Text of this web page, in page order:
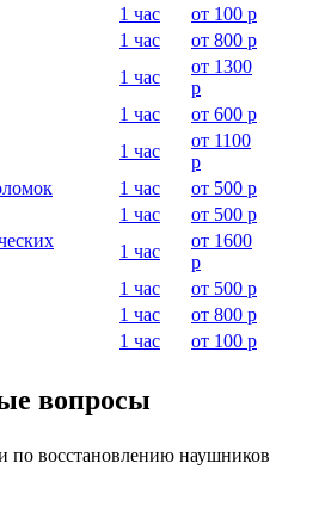
1 час от 100 р
1 час от 800 р
1 час
от 1300
р
1 час от 600 р
1 час
от 1100
р
1 час от 500 р
1 час от 500 р
1 час
от 1600
р
1 час от 500 р
1 час от 800 р
1 час от 100 р
вопросы
по восстановлению наушников